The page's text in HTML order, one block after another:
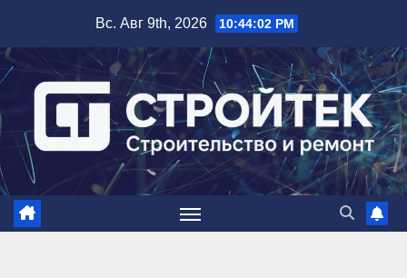
содержимому
Вс. Авг 9th, 2026 10:44:03 PM